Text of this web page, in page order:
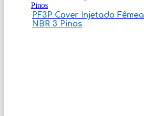
PF3P Cover Injetado Fêmea
NBR 3 Pinos